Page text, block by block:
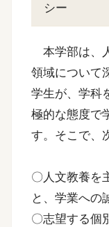
シー
本学部は、
領域について
学生が、学科
極的な態度で
す。そこで、
〇人文教養を
と、学業への
〇志望する個